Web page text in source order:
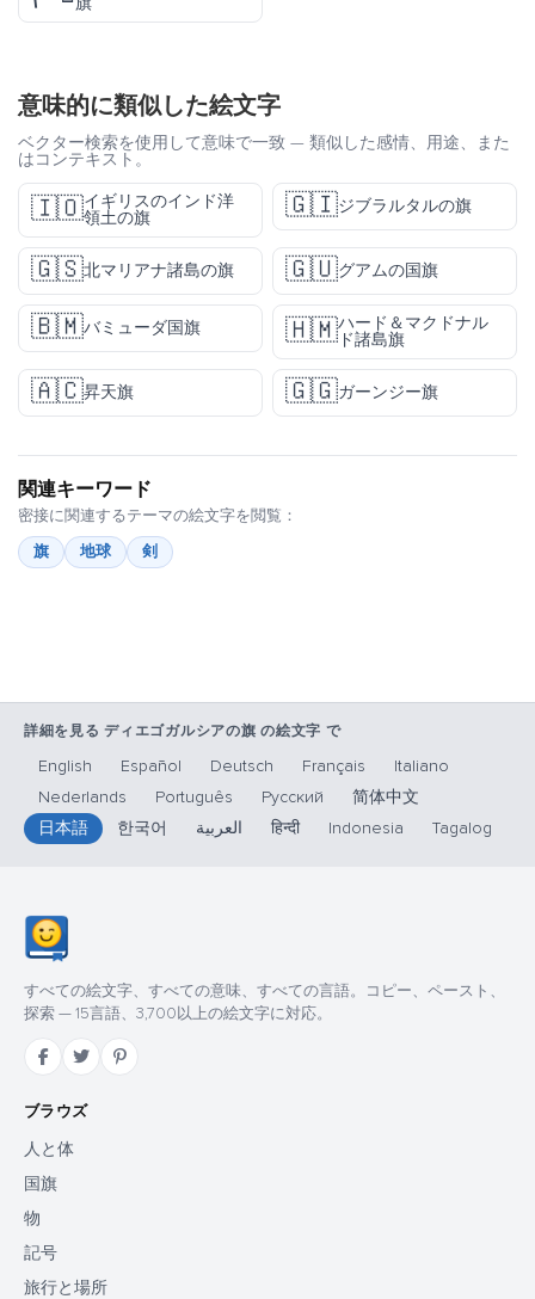
意味的に類似した絵文字
ベクター検索を使用して意味で一致 — 類似した感情、用途、また
はコンテキスト。
🇮🇴イギリスのインド洋
領土の旗
🇬🇮ジブラルタルの旗
🇬🇸北マリアナ諸島の旗 🇬🇺グアムの国旗
🇧🇲バミューダ国旗 🇭🇲ハード＆マクドナル
ド諸島旗
🇦🇨昇天旗 🇬🇬ガーンジー旗
関連キーワード
密接に関連するテーマの絵文字を閲覧：
旗
地球 剣
詳細を見る ディエゴガルシアの旗 の絵文字 で
English Español Deutsch Français
Italiano
Nederlands
Português Русский
简体中文
日本語
한국어 العربية हिन्दी Indonesia Tagalog
すべての絵文字、すべての意味、すべての言語。コピー、ペースト、
探索 — 15言語、3,700以上の絵文字に対応。
ブラウズ
人と体
国旗
物
記号
旅行と場所